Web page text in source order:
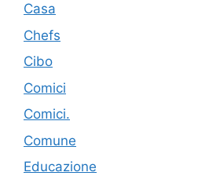
Casa
Chefs
Cibo
Comici
Comici.
Comune
Educazione